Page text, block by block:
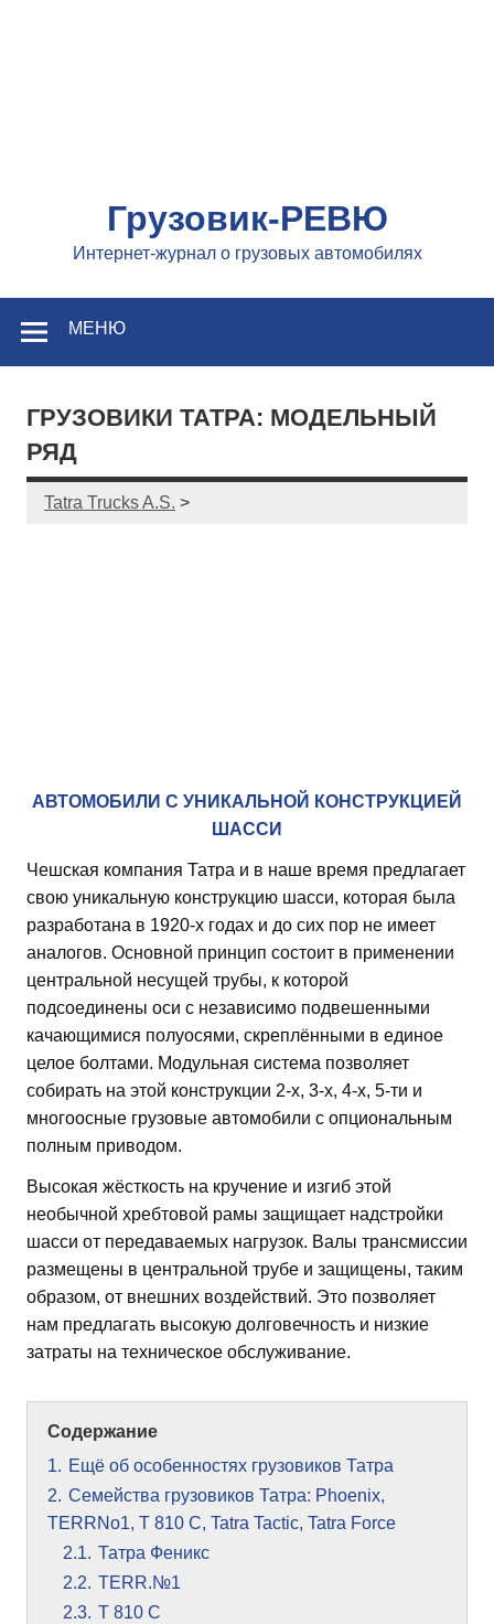
Грузовик-РЕВЮ
Интернет-журнал о грузовых автомобилях
МЕНЮ
ГРУЗОВИКИ ТАТРА: МОДЕЛЬНЫЙ
РЯД
Tatra Trucks A.S. >
АВТОМОБИЛИ С УНИКАЛЬНОЙ КОНСТРУКЦИЕЙ
ШАССИ
Чешская компания Татра и в наше время предлагает
свою уникальную конструкцию шасси, которая была
разработана в 1920-х годах и до сих пор не имеет
аналогов. Основной принцип состоит в применении
центральной несущей трубы, к которой
подсоединены оси с независимо подвешенными
качающимися полуосями, скреплёнными в единое
целое болтами. Модульная система позволяет
собирать на этой конструкции 2-х, 3-х, 4-х, 5-ти и
многоосные грузовые автомобили с опциональным
полным приводом.
Высокая жёсткость на кручение и изгиб этой
необычной хребтовой рамы защищает надстройки
шасси от передаваемых нагрузок. Валы трансмиссии
размещены в центральной трубе и защищены, таким
образом, от внешних воздействий. Это позволяет
нам предлагать высокую долговечность и низкие
затраты на техническое обслуживание.
Содержание
1. Ещё об особенностях грузовиков Татра
2. Семейства грузовиков Татра: Phoenix,
TERRNo1, T 810 C, Tatra Tactic, Tatra Force
2.1. Татра Феникс
2.2. TERR.№1
2.3. T 810 C